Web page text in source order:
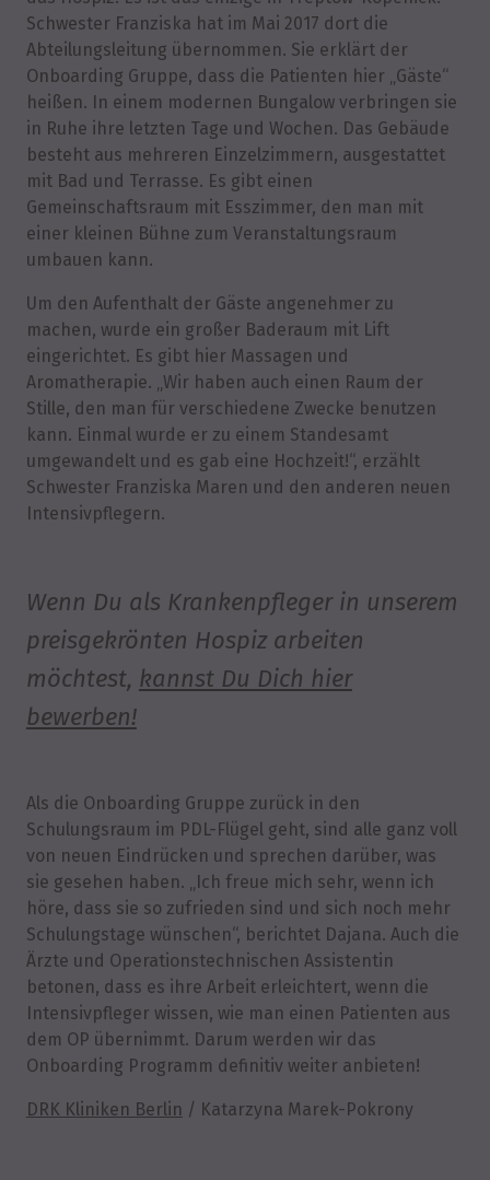
Schwester Franziska hat im Mai 2017 dort die
Abteilungsleitung übernommen. Sie erklärt der
Onboarding Gruppe, dass die Patienten hier „Gäste“
heißen. In einem modernen Bungalow verbringen sie
in Ruhe ihre letzten Tage und Wochen. Das Gebäude
besteht aus mehreren Einzelzimmern, ausgestattet
mit Bad und Terrasse. Es gibt einen
Gemeinschaftsraum mit Esszimmer, den man mit
einer kleinen Bühne zum Veranstaltungsraum
umbauen kann.
Um den Aufenthalt der Gäste angenehmer zu
machen, wurde ein großer Baderaum mit Lift
eingerichtet. Es gibt hier Massagen und
Aromatherapie. „Wir haben auch einen Raum der
Stille, den man für verschiedene Zwecke benutzen
kann. Einmal wurde er zu einem Standesamt
umgewandelt und es gab eine Hochzeit!“, erzählt
Schwester Franziska Maren und den anderen neuen
Intensivpflegern.
Wenn Du als Krankenpfleger in unserem
preisgekrönten Hospiz arbeiten
möchtest, kannst Du Dich hier
bewerben!
Als die Onboarding Gruppe zurück in den
Schulungsraum im PDL-Flügel geht, sind alle ganz voll
von neuen Eindrücken und sprechen darüber, was
sie gesehen haben. „Ich freue mich sehr, wenn ich
höre, dass sie so zufrieden sind und sich noch mehr
Schulungstage wünschen“, berichtet Dajana. Auch die
Ärzte und Operationstechnischen Assistentin
betonen, dass es ihre Arbeit erleichtert, wenn die
Intensivpfleger wissen, wie man einen Patienten aus
dem OP übernimmt. Darum werden wir das
Onboarding Programm definitiv weiter anbieten!
DRK Kliniken Berlin / Katarzyna Marek-Pokrony